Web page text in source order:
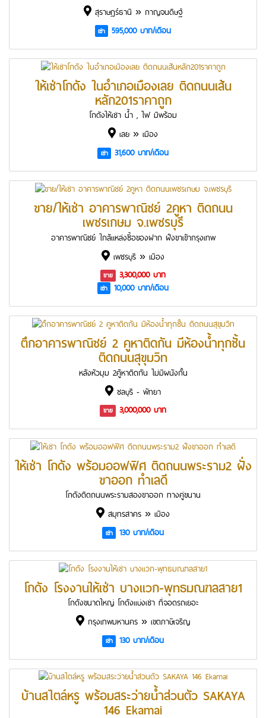
สุราษฎร์ธานี » กาญจนดิษฐ์
เช่า 595,000 บาท/เดือน
ให้เช่าโกดัง ในอำเภอเมืองเลย ติดถนนเส้น
หลัก201ราคาถูก
โกดังให้เช่า น้ำ , ไฟ มีพร้อม
เลย » เมือง
เช่า 31,600 บาท/เดือน
ขาย/ให้เช่า อาคารพาณิชย์ 2คูหา ติดถนน
เพชรเกษม จ.เพชรบุรี
อาคารพาณิชย์ ใกล้แหล่งซื้อของฝาก ฝั่งขาเข้ากรุงเทพ
เพชรบุรี » เมือง
ขาย 3,300,000 บาท
เช่า 10,000 บาท/เดือน
ตึกอาคารพาณิชย์ 2 คูหาติดกัน มีห้องน้ำทุกชั้น
ติดถนนสุขุมวิท
หลังหัวมุม 2คู้หาติดกัน ไม่มีผนังกั้น
ชลบุรี - พัทยา
ขาย 3,000,000 บาท
ให้เช่า โกดัง พร้อมออฟฟิศ ติดถนนพระราม2 ฝั่ง
ขาออก ทำเลดี
โกดังติดถนนพระรามสองขาออก ทางคู่ขนาน
สมุทรสาคร » เมือง
เช่า 130 บาท/เดือน
โกดัง โรงงานให้เช่า บางแวก-พุทธมณฑลสาย1
โกดังขนาดใหญ่ โกดังแบ่งเช่า ที่จอดรถเยอะ
กรุงเทพมหานคร » เขตภาษีเจริญ
เช่า 130 บาท/เดือน
บ้านสไตล์หรู พร้อมสระว่ายน้ำส่วนตัว SAKAYA
146 Ekamai